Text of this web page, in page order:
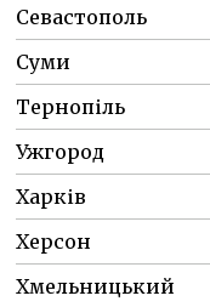
Севастополь
Суми
Тернопіль
Ужгород
Харків
Херсон
Хмельницький